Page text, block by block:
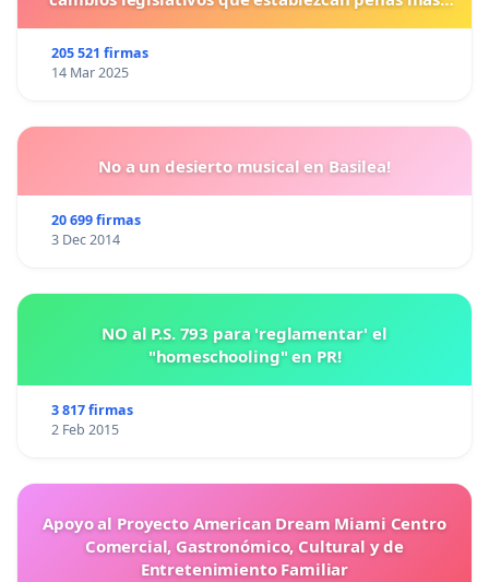
205 521 firmas
14 Mar 2025
No a un desierto musical en Basilea!
20 699 firmas
3 Dec 2014
NO al P.S. 793 para 'reglamentar' el
"homeschooling" en PR!
3 817 firmas
2 Feb 2015
Apoyo al Proyecto American Dream Miami Centro
Comercial, Gastronómico, Cultural y de
Entretenimiento Familiar